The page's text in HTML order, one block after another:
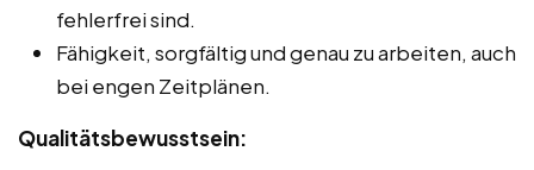
fehlerfrei sind.
Fähigkeit, sorgfältig und genau zu arbeiten, auch
bei engen Zeitplänen.
Qualitätsbewusstsein: